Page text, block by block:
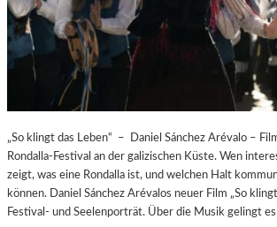
„So klingt das Leben“ – Daniel Sánchez Arévalo –
Rondalla-Festival an der galizischen Küste. Wen
zeigt, was eine Rondalla ist, und welchen Halt
können. Daniel Sánchez Arévalos neuer Film „So
Festival- und Seelenporträt. Über die Musik gelingt